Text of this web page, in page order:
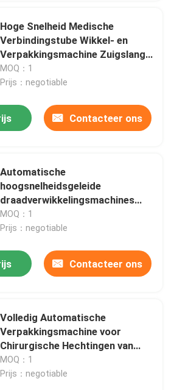
Hoge Snelheid Medische
Verbindingstube Wikkel- en
Verpakkingsmachine Zuigslang
Wikkel- en
Verpakkingsapparatuur SCT001
MOQ：1
Prijs：negotiable
Contacteer ons
Automatische
hoogsnelheidsgeleide
draadverwikkelingsmachines
voor het snijden en wikkelen van
draadverbindingen
5.5s/pc Medische
draadbundelingapparatuur
MOQ：1
Prijs：negotiable
Contacteer ons
Volledig Automatische
Verpakkingsmachine voor
Chirurgische Hechtingen van
Aluminium en Plastic, Apparatuur
voor Blisterverpakkingen van
MOQ：1
Prijs：negotiable